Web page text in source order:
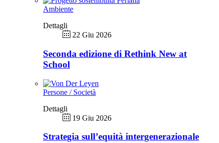
Ambiente
Dettagli
22 Giu 2026
Seconda edizione di Rethink New at
School
Persone / Società
Dettagli
19 Giu 2026
Strategia sull’equità intergenerazionale